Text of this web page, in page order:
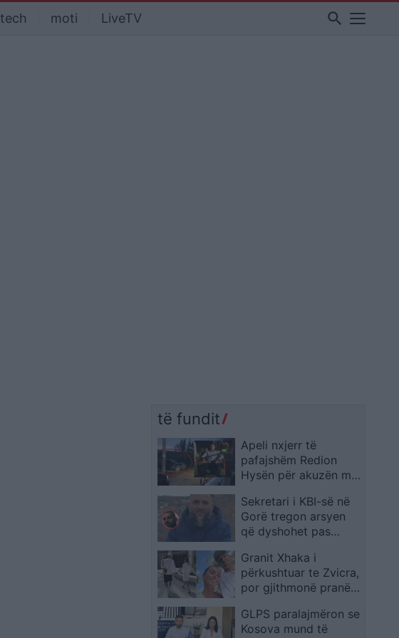
tech moti LiveTV search
të fundit
Apeli nxjerr të
pafajshëm Redion
Hysën për akuzën mbi
Sekretari i KBI-së në
Gorë tregon arsyen
që dyshohet pas
Dragash
Granit Xhaka i
përkushtuar te Zvicra,
por gjithmonë pranë
kanë rëndësi
GLPS paralajmëron se
Kosova mund të